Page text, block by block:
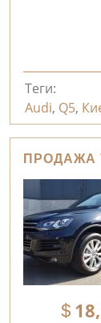
Теги:
Audi, Q5,
ПРОДАЖА